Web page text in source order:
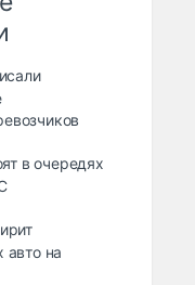
в очередях
авто на